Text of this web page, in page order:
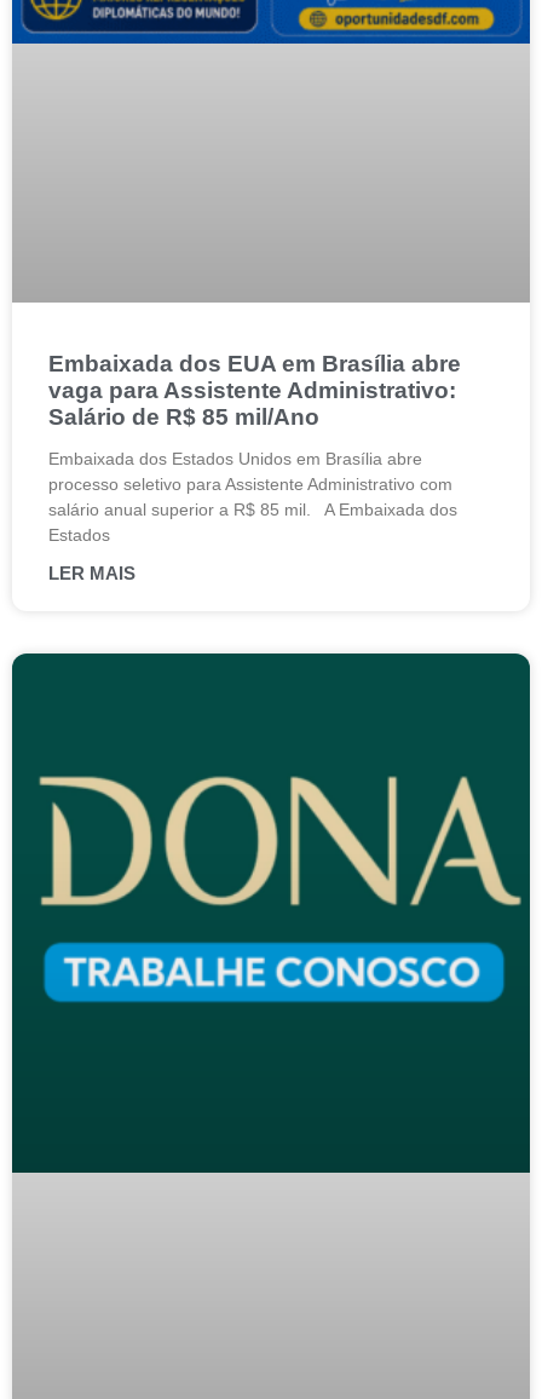
Embaixada dos EUA em Brasília abre
vaga para Assistente Administrativo:
Salário de R$ 85 mil/Ano
Embaixada dos Estados Unidos em Brasília abre
processo seletivo para Assistente Administrativo com
salário anual superior a R$ 85 mil. A Embaixada dos
Estados
LER MAIS